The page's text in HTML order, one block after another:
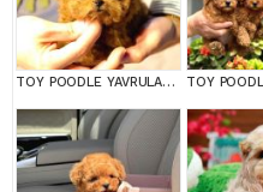
TOY POODLE YAVRULARIM